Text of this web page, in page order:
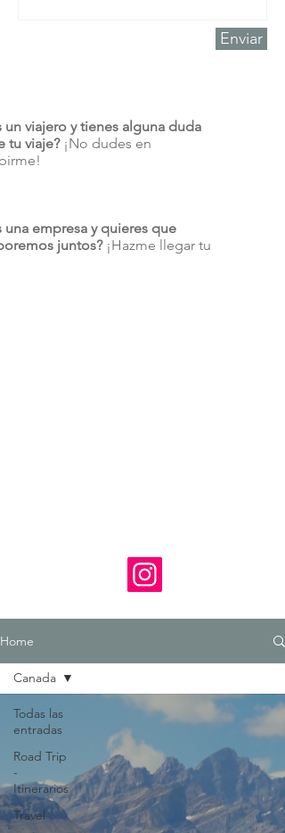
Enviar
un viajero y tienes alguna duda
tu viaje?¡No dudes en
una empresa y quieres que
juntos? ¡Hazme llegar tu
Home
Todas las
entradas
Road Trip
-
Itinerarios
Travel
Canada